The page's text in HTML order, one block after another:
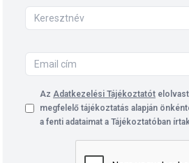
Az Adatkezelési Tájékoztatót
megfelelő tájékoztatás alapján
a fenti adataimat a Tájékoztatóban